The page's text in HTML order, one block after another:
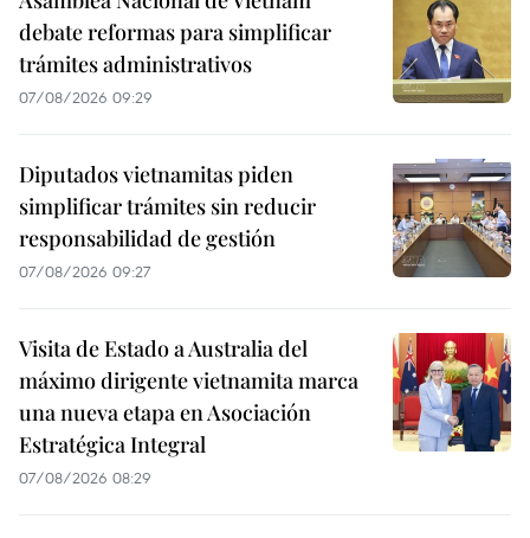
debate reformas para simplificar
trámites administrativos
07/08/2026 09:29
Diputados vietnamitas piden
simplificar trámites sin reducir
responsabilidad de gestión
07/08/2026 09:27
Visita de Estado a Australia del
máximo dirigente vietnamita marca
una nueva etapa en Asociación
Estratégica Integral
07/08/2026 08:29